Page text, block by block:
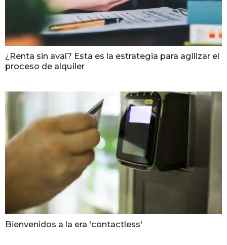
¿Renta sin aval? Esta es la estrategia para agilizar el
proceso de alquiler
Bienvenidos a la era 'contactless'